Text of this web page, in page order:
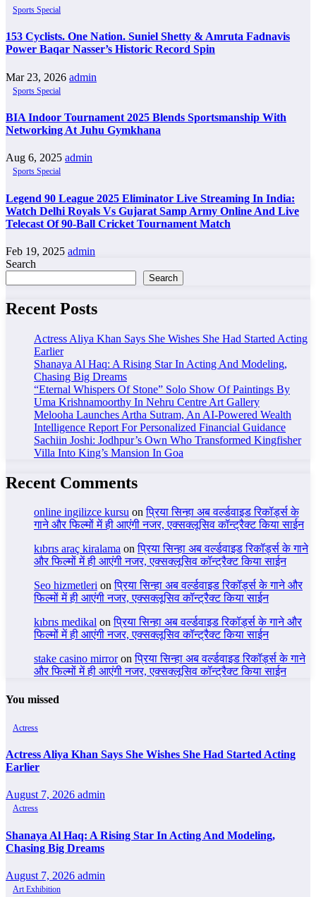
Sports Special
153 Cyclists. One Nation. Suniel Shetty & Amruta Fadnavis
Power Baqar Nasser’s Historic Record Spin
Mar 23, 2026 admin
Sports Special
BIA Indoor Tournament 2025 Blends Sportsmanship With
Networking At Juhu Gymkhana
Aug 6, 2025 admin
Sports Special
Legend 90 League 2025 Eliminator Live Streaming In India:
Watch Delhi Royals Vs Gujarat Samp Army Online And Live
Telecast Of 90-Ball Cricket Tournament Match
Feb 19, 2025 admin
Search
Search
Recent Posts
Actress Aliya Khan Says She Wishes She Had Started Acting
Earlier
Shanaya Al Haq: A Rising Star In Acting And Modeling,
Chasing Big Dreams
“Eternal Whispers Of Stone” Solo Show Of Paintings By
Uma Krishnamoorthy In Nehru Centre Art Gallery
Melooha Launches Artha Sutram, An AI-Powered Wealth
Intelligence Report For Personalized Financial Guidance
Sachiin Joshi: Jodhpur’s Own Who Transformed Kingfisher
Villa Into King’s Mansion In Goa
Recent Comments
online ingilizce kursu onप्रिया सिन्हा अब वर्ल्डवाइड रिकॉर्ड्स के
गाने और फिल्मों में ही आएंगी नजर, एक्सक्लूसिव कॉन्ट्रैक्ट किया साईन
kıbrıs araç kiralama onप्रिया सिन्हा अब वर्ल्डवाइड रिकॉर्ड्स के गाने
और फिल्मों में ही आएंगी नजर, एक्सक्लूसिव कॉन्ट्रैक्ट किया साईन
Seo hizmetleri onप्रिया सिन्हा अब वर्ल्डवाइड रिकॉर्ड्स के गाने और
फिल्मों में ही आएंगी नजर, एक्सक्लूसिव कॉन्ट्रैक्ट किया साईन
kıbrıs medikal onप्रिया सिन्हा अब वर्ल्डवाइड रिकॉर्ड्स के गाने और
फिल्मों में ही आएंगी नजर, एक्सक्लूसिव कॉन्ट्रैक्ट किया साईन
stake casino mirroronप्रिया सिन्हा अब वर्ल्डवाइड रिकॉर्ड्स के गाने
और फिल्मों में ही आएंगी नजर, एक्सक्लूसिव कॉन्ट्रैक्ट किया साईन
You missed
Actress
Actress Aliya Khan Says She Wishes She Had Started Acting
Earlier
August 7, 2026 admin
Actress
Shanaya Al Haq: A Rising Star In Acting And Modeling,
Chasing Big Dreams
August 7, 2026 admin
Art Exhibition